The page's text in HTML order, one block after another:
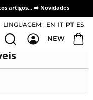
artigos... ➡️ Novidades
de Distribuidores
LINGUAGEM: EN IT PT ES
NEW